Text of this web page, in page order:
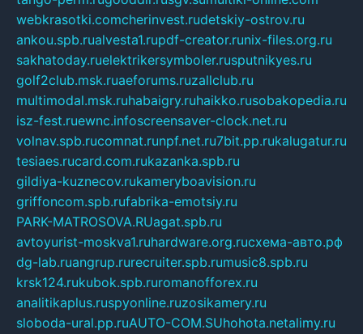
webkrasotki.comcherinvest.rudetskiy-ostrov.ru
ankou.spb.rualvesta1.rupdf-creator.runix-files.org.ru
sakhatoday.ruelektrikersymboler.rusputnikyes.ru
golf2club.msk.ruaeforums.ruzallclub.ru
multimodal.msk.ruhabaigry.ruhaikko.rusobakopedia.ru
isz-fest.ruewnc.infoscreensaver-clock.net.ru
volnav.spb.rucomnat.runpf.net.ru7bit.pp.rukalugatur.ru
tesiaes.rucard.com.rukazanka.spb.ru
gildiya-kuznecov.rukameryboavision.ru
griffoncom.spb.rufabrika-emotsiy.ru
PARK-MATROSOVA.RUagat.spb.ru
avtoyurist-moskva1.ruhardware.org.ruсхема-авто.рф
dg-lab.ruangrup.rurecruiter.spb.rumusic8.spb.ru
krsk124.rukubok.spb.ruromanofforex.ru
analitikaplus.ruspyonline.ruzosikamery.ru
sloboda-ural.pp.ruAUTO-COM.SUhohota.netalimy.ru